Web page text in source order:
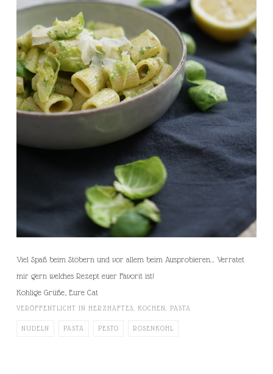
Viel Spaß beim Stöbern und vor allem beim Ausprobieren… Verratet
mir gern welches Rezept euer Favorit ist!
Kohlige Grüße, Eure Cat
VERÖFFENTLICHT IN HERZHAFTES KOCHEN PASTA
NUDELN PASTA PESTO ROSENKOHL